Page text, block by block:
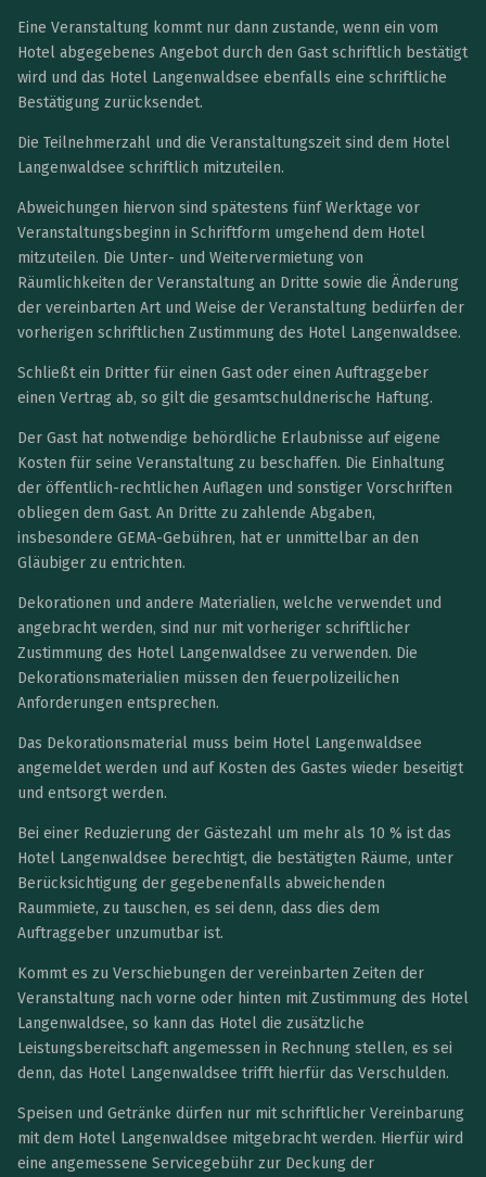
Eine Veranstaltung kommt nur dann zustande, wenn ein vom
Hotel abgegebenes Angebot durch den Gast schriftlich bestätigt
wird und das Hotel Langenwaldsee ebenfalls eine schriftliche
Bestätigung zurücksendet.
Die Teilnehmerzahl und die Veranstaltungszeit sind dem Hotel
Langenwaldsee schriftlich mitzuteilen.
Abweichungen hiervon sind spätestens fünf Werktage vor
Veranstaltungsbeginn in Schriftform umgehend dem Hotel
mitzuteilen. Die Unter- und Weitervermietung von
Räumlichkeiten der Veranstaltung an Dritte sowie die Änderung
der vereinbarten Art und Weise der Veranstaltung bedürfen der
vorherigen schriftlichen Zustimmung des Hotel Langenwaldsee.
Schließt ein Dritter für einen Gast oder einen Auftraggeber
einen Vertrag ab, so gilt die gesamtschuldnerische Haftung.
Der Gast hat notwendige behördliche Erlaubnisse auf eigene
Kosten für seine Veranstaltung zu beschaffen. Die Einhaltung
der öffentlich-rechtlichen Auflagen und sonstiger Vorschriften
obliegen dem Gast. An Dritte zu zahlende Abgaben,
insbesondere GEMA-Gebühren, hat er unmittelbar an den
Gläubiger zu entrichten.
Dekorationen und andere Materialien, welche verwendet und
angebracht werden, sind nur mit vorheriger schriftlicher
Zustimmung des Hotel Langenwaldsee zu verwenden. Die
Dekorationsmaterialien müssen den feuerpolizeilichen
Anforderungen entsprechen.
Das Dekorationsmaterial muss beim Hotel Langenwaldsee
angemeldet werden und auf Kosten des Gastes wieder beseitigt
und entsorgt werden.
Bei einer Reduzierung der Gästezahl um mehr als 10 % ist das
Hotel Langenwaldsee berechtigt, die bestätigten Räume, unter
Berücksichtigung der gegebenenfalls abweichenden
Raummiete, zu tauschen, es sei denn, dass dies dem
Auftraggeber unzumutbar ist.
Kommt es zu Verschiebungen der vereinbarten Zeiten der
Veranstaltung nach vorne oder hinten mit Zustimmung des Hotel
Langenwaldsee, so kann das Hotel die zusätzliche
Leistungsbereitschaft angemessen in Rechnung stellen, es sei
denn, das Hotel Langenwaldsee trifft hierfür das Verschulden.
Speisen und Getränke dürfen nur mit schriftlicher Vereinbarung
mit dem Hotel Langenwaldsee mitgebracht werden. Hierfür wird
eine angemessene Servicegebühr zur Deckung der